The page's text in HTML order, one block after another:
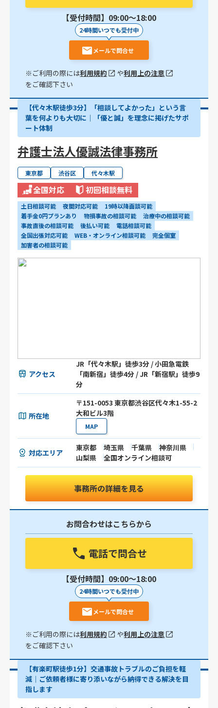
【受付時間】09:00〜18:00
24時間いつでも受付中
メールで問合せ
※ご利用の際には利用規約 や利用上の注意
をご確認下さい
【代々木駅徒歩3分】「相談してよかった」という言
葉を何よりも大切に｜「優と誠」を理念に掲げたサポ
ート体制
弁護士法人優誠法律事務所
東京都 渋谷区 代々木駅
全国対応 初回相談無料
土日相談可能 夜間対応可能
19時以降面談可能
着手金0円プランあり
物損事故の相談可能
治療中の相談可能
事故直後の相談可能
後払い可能
電話相談可能
全国出張対応可能
WEB・オンライン相談可能
完全個室
加害者の相談可能
アクセス
JR「代々木駅」徒歩3分 / 小田急電鉄
「南新宿」徒歩4分 / JR「新宿駅」徒歩9
分
所在地
〒151-0053 東京都渋谷区代々木1-55-2
大和ビル3階
MAP
対応エリア
東京都 埼玉県 千葉県
神奈川県
山梨県
全国オンライン相談可
事務所の詳細を見る
お問合わせはこちらから
電話で問合せ
【受付時間】09:00〜18:00
24時間いつでも受付中
メールで問合せ
※ご利用の際には利用規約 や利用上の注意
をご確認下さい
【有楽町駅徒歩1分】交通事故トラブルのご負担を軽
減｜ご依頼者様に寄り添いながら納得できる解決を目
指します